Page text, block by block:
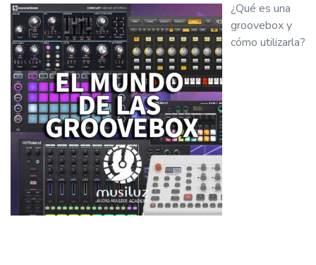
¿Qué es una
groovebox y
cómo utilizarla?